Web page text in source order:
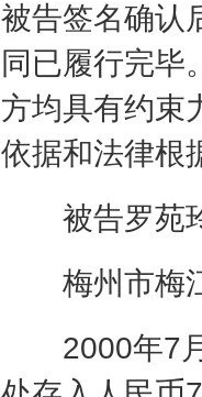
被告签名确认
同已履行完毕
方均具有约束
依据和法律根
被告罗苑玲
梅州市梅江
2000年7